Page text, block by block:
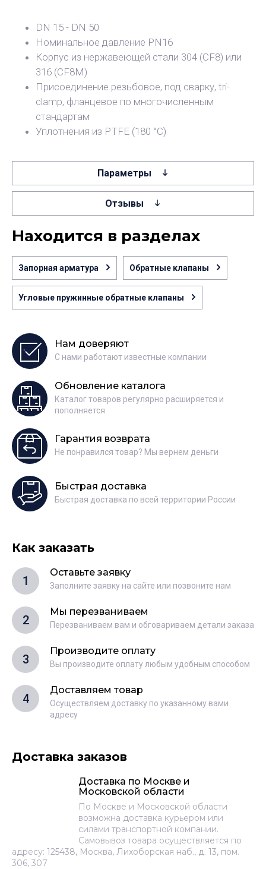
DN 15 - DN 50
Номинальное давление PN16
Корпус из нержавеющей стали 304 (CF8) или
316 (CF8M)
Присоединение резьбовое, под сварку, tri-
clamp, фланцевое по многочисленным
стандартам
Уплотнения из PTFE (180 °С)
Параметры
Отзывы
Находится в разделах
Запорная арматура Обратные клапаны
Угловые пружинные обратные клапаны
Нам доверяют
С нами работают известные компании
Обновление каталога
Каталог товаров регулярно расширяется и
пополняется
Гарантия возврата
Не понравился товар? Мы вернем деньги
Быстрая доставка
Быстрая доставка по всей территории России
Как заказать
1
Оставьте заявку
Заполните заявку на сайте или позвоните нам
2
Мы перезваниваем
Перезваниваем вам и обговариваем детали заказа
3
Производите оплату
Вы производите оплату любым удобным способом
4
Доставляем товар
Осуществляем доставку по указанному вами
адресу
Доставка заказов
Доставка по Москве и
Московской области
По Москве и Московской области
возможна доставка курьером или
силами транспортной компании.
Самовывоз товара осуществляется по
адресу: 125438, Москва, Лихоборская наб., д. 13, пом.
306, 307